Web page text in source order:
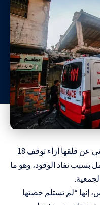
أعربت جمعية الهلال الأحمر الفلسطيني عن قلقها ازاء توقف 18
نفاد الوقود، وهو ما
إنها “لم تستلم حصتها